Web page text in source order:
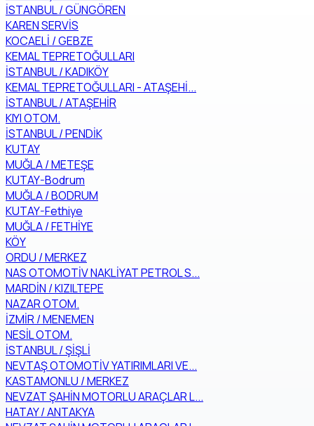
İSTANBUL / GÜNGÖREN
KAREN SERVİS
KOCAELİ / GEBZE
KEMAL TEPRETOĞULLARI
İSTANBUL / KADIKÖY
KEMAL TEPRETOĞULLARI - ATAŞEHİ...
İSTANBUL / ATAŞEHİR
KIYI OTOM.
İSTANBUL / PENDİK
KUTAY
MUĞLA / METEŞE
KUTAY-Bodrum
MUĞLA / BODRUM
KUTAY-Fethiye
MUĞLA / FETHİYE
KÖY
ORDU / MERKEZ
NAS OTOMOTİV NAKLİYAT PETROL S...
MARDİN / KIZILTEPE
NAZAR OTOM.
İZMİR / MENEMEN
NESİL OTOM.
İSTANBUL / ŞİŞLİ
NEVTAŞ OTOMOTİV YATIRIMLARI VE...
KASTAMONLU / MERKEZ
NEVZAT ŞAHİN MOTORLU ARAÇLAR L...
HATAY / ANTAKYA